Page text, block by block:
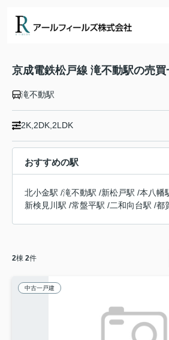
京成電鉄松戸線 滝不動駅の売買
滝不動駅
2K,2DK,2LDK
おすすめの駅
北小金駅 /滝不動駅 /新松戸駅 /本八幡
新検見川駅 /常盤平駅 /二和向台駅 /都
2棟 2件
中古一戸建